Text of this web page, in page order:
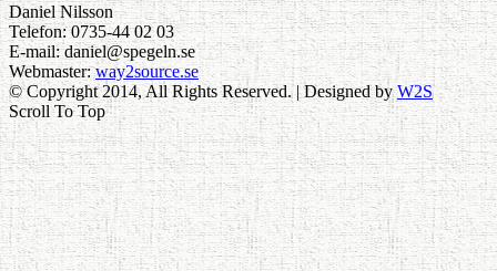
Daniel Nilsson
Telefon: 0735-44 02 03
E-mail: daniel@spegeln.se
Webmaster:way2source.se
© Copyright 2014, All Rights Reserved. | Designed byW2S
Scroll To Top